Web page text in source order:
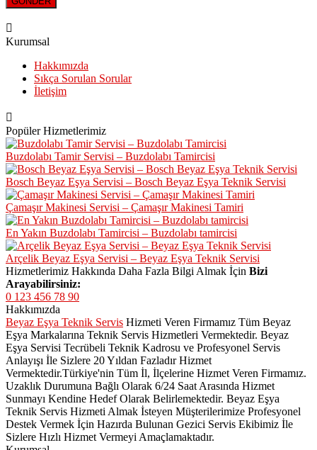
Kurumsal
Hakkımızda
Sıkça Sorulan Sorular
İletişim
Popüler Hizmetlerimiz
Buzdolabı Tamir Servisi – Buzdolabı Tamircisi
Bosch Beyaz Eşya Servisi – Bosch Beyaz Eşya Teknik Servisi
Çamaşır Makinesi Servisi – Çamaşır Makinesi Tamiri
En Yakın Buzdolabı Tamircisi – Buzdolabı tamircisi
Arçelik Beyaz Eşya Servisi – Beyaz Eşya Teknik Servisi
Hizmetlerimiz Hakkında Daha Fazla Bilgi Almak İçin Bizi
Arayabilirsiniz:
0 123 456 78 90
Hakkımızda
Beyaz Eşya Teknik Servis Hizmeti Veren Firmamız Tüm Beyaz
Eşya Markalarına Teknik Servis Hizmetleri Vermektedir. Beyaz
Eşya Servisi Tecrübeli Teknik Kadrosu ve Profesyonel Servis
Anlayışı İle Sizlere 20 Yıldan Fazladır Hizmet
Vermektedir.Türkiye'nin Tüm İl, İlçelerine Hizmet Veren Firmamız.
Uzaklık Durumuna Bağlı Olarak 6/24 Saat Arasında Hizmet
Sunmayı Kendine Hedef Olarak Belirlemektedir. Beyaz Eşya
Teknik Servis Hizmeti Almak İsteyen Müşterilerimize Profesyonel
Destek Vermek İçin Hazırda Bulunan Gezici Servis Ekibimiz İle
Sizlere Hızlı Hizmet Vermeyi Amaçlamaktadır.